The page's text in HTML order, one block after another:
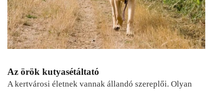
Az örök kutyasétáltató
A kertvárosi életnek vannak állandó szereplői. Olyan